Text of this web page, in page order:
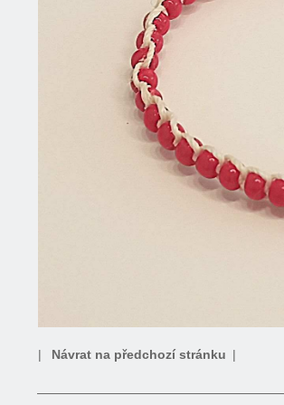
| Návrat na předchozí stránku |